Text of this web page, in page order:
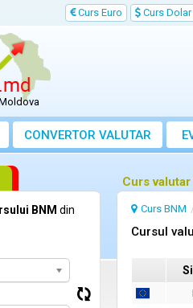
Curs Euro Curs
CONVERTOR VALUTAR
Curs
Curs BNM
Cursul
BNM din